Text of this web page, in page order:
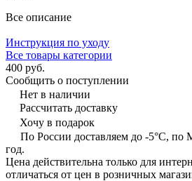
Все описание
Инструкция по уходу
Все товары категории
400 руб.
Сообщить о поступлении
Нет в наличии
Рассчитать доставку
Хочу в подарок
По России доставляем до -5°C,
год.
Цена действительна только для
отличаться от цен в розничных